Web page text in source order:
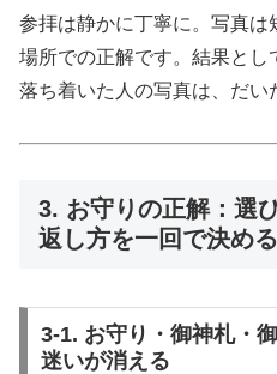
参拝は静かに丁寧に。写真
場所での正解です。結果とし
落ち着いた人の写真は、だい
3. お守りの正解：選
返し方を一回で決める
3-1. お守り・御神札・
迷いが消える